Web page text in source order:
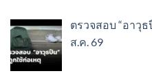
ตรวจสอบ “อาวุ
ส.ค. 69